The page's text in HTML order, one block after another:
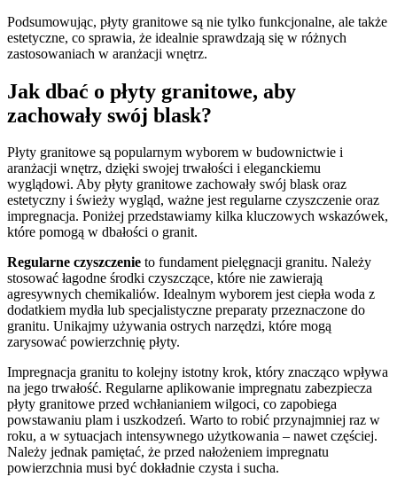
Podsumowując, płyty granitowe są nie tylko funkcjonalne, ale także
estetyczne, co sprawia, że idealnie sprawdzają się w różnych
zastosowaniach w aranżacji wnętrz.
Jak dbać o płyty granitowe, aby
zachowały swój blask?
Płyty granitowe są popularnym wyborem w budownictwie i
aranżacji wnętrz, dzięki swojej trwałości i eleganckiemu
wyglądowi. Aby płyty granitowe zachowały swój blask oraz
estetyczny i świeży wygląd, ważne jest regularne czyszczenie oraz
impregnacja. Poniżej przedstawiamy kilka kluczowych wskazówek,
które pomogą w dbałości o granit.
Regularne czyszczenie to fundament pielęgnacji granitu. Należy
stosować łagodne środki czyszczące, które nie zawierają
agresywnych chemikaliów. Idealnym wyborem jest ciepła woda z
dodatkiem mydła lub specjalistyczne preparaty przeznaczone do
granitu. Unikajmy używania ostrych narzędzi, które mogą
zarysować powierzchnię płyty.
Impregnacja granitu to kolejny istotny krok, który znacząco wpływa
na jego trwałość. Regularne aplikowanie impregnatu zabezpiecza
płyty granitowe przed wchłanianiem wilgoci, co zapobiega
powstawaniu plam i uszkodzeń. Warto to robić przynajmniej raz w
roku, a w sytuacjach intensywnego użytkowania – nawet częściej.
Należy jednak pamiętać, że przed nałożeniem impregnatu
powierzchnia musi być dokładnie czysta i sucha.